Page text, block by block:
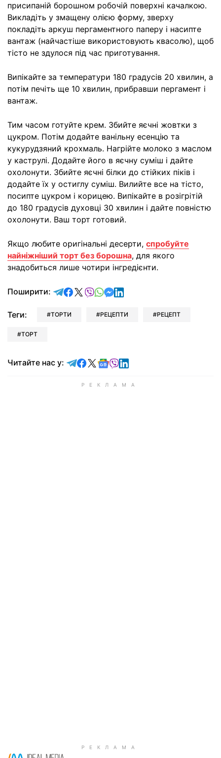
присипаній борошном робочій поверхні качалкою.
Викладіть у змащену олією форму, зверху
покладіть аркуш пергаментного паперу і насипте
вантаж (найчастіше використовують квасолю), щоб
тісто не здулося під час приготування.
Випікайте за температури 180 градусів 20 хвилин, а
потім печіть ще 10 хвилин, прибравши пергамент і
вантаж.
Тим часом готуйте крем. Збийте яєчні жовтки з
цукром. Потім додайте ванільну есенцію та
кукурудзяний крохмаль. Нагрійте молоко з маслом
у каструлі. Додайте його в яєчну суміш і дайте
охолонути. Збийте яєчні білки до стійких піків і
додайте їх у остиглу суміш. Вилийте все на тісто,
посипте цукром і корицею. Випікайте в розігрітій
до 180 градусів духовці 30 хвилин і дайте повністю
охолонути. Ваш торт готовий.
Якщо любите оригінальні десерти, спробуйте
найніжніший торт без борошна, для якого
знадобиться лише чотири інгредієнти.
Поширити: відправити у Telegram
поділитись у Facebook
поділитись у X
відправити у Viber
відправити у Whatsapp
відправити у Messenger
відправити у LinkedIn
Теги: ТОРТИ РЕЦЕПТИ РЕЦЕПТ
ТОРТ
Читайте нас у: Читайте у Telegram
Читайте у Facebook
Читайте у X
Читайте у Google news
Читайте у Viber
Читайте у LinkedIn